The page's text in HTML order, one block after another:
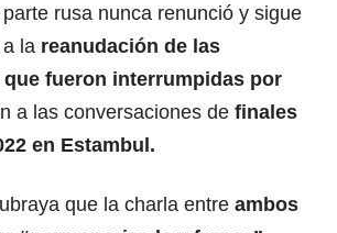
rusa nunca renunció y sigue
la reanudación de las
fueron interrumpidas por
a las conversaciones de finales
en Estambul.
que la charla entre ambos